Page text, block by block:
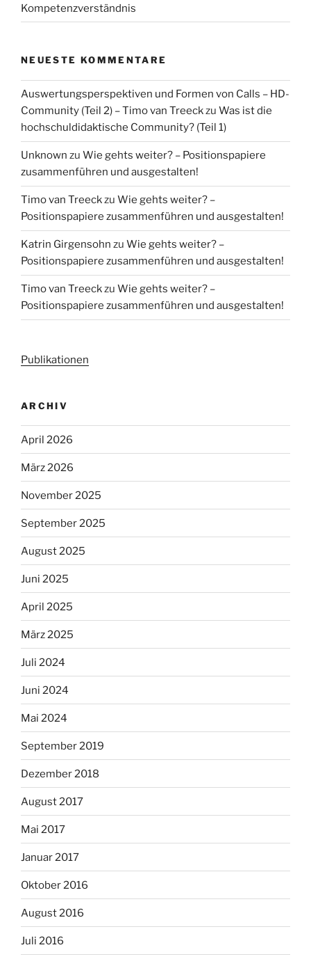
Kompetenzverständnis
NEUESTE KOMMENTARE
Auswertungsperspektiven und Formen von Calls – HD-
Community (Teil 2) – Timo van Treeckzu Was ist die
hochschuldidaktische Community? (Teil 1)
Unknown zu Wie gehts weiter? – Positionspapiere
zusammenführen und ausgestalten!
Timo van Treeckzu Wie gehts weiter? –
Positionspapiere zusammenführen und ausgestalten!
Katrin Girgensohn zu Wie gehts weiter? –
Positionspapiere zusammenführen und ausgestalten!
Timo van Treeckzu Wie gehts weiter? –
Positionspapiere zusammenführen und ausgestalten!
Publikationen
ARCHIV
April 2026
März 2026
November 2025
September 2025
August 2025
Juni 2025
April 2025
März 2025
Juli 2024
Juni 2024
Mai 2024
September 2019
Dezember 2018
August 2017
Mai 2017
Januar 2017
Oktober 2016
August 2016
Juli 2016